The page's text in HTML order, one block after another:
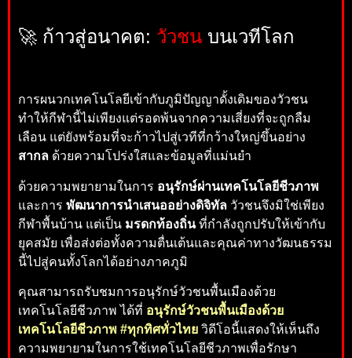
🚀 ก้าวสู่อนาคต: วัวชน บนเวทีโลก
การผนวกเทคโนโลยีเข้ากับภูมิปัญญาดั้งเดิมของวัวชน
ทำให้กีฬานี้ไม่เพียงแต่รอดพ้นจากความเสี่ยงที่จะถูกลืม
เลือน แต่ยังพร้อมที่จะก้าวไปสู่เวทีที่กว้างใหญ่ขึ้นอย่าง
สากล ด้วยความโปร่งใสและข้อมูลที่แม่นยำ
ด้วยความพยายามในการ อนุรักษ์ผ่านเทคโนโลยีชีวภาพ
และการ พัฒนาการนำเสนออย่างดิจิทัล วัวชนจึงมิใช่เพียง
กีฬาพื้นบ้าน แต่เป็น มรดกท้องถิ่นที่กำลังถูกปรับให้เข้ากับ
ยุคสมัย เพื่อส่งต่อทั้งความตื่นเต้นและคุณค่าทางวัฒนธรรม
นี้ไปสู่คนทั้งโลกได้อย่างภาคภูมิ
คุณสามารถรับชมการอนุรักษ์วัวชนพื้นเมืองด้วย
เทคโนโลยีชีวภาพ ได้ที่ อนุรักษ์วัวชนพื้นเมืองด้วย
เทคโนโลยีชีวภาพ #ทุกทิศทั่วไทย วิดีโอนี้แสดงให้เห็นถึง
ความพยายามในการใช้เทคโนโลยีชีวภาพเพื่อรักษา